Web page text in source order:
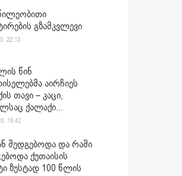
გზამკვლევი
22:13
წინ
აირჩიეს
თავი – კაცი,
ქალაქი...
15:42
შედგებოდა და რაში
ქუთაისის
ზუსტად 100 წლის